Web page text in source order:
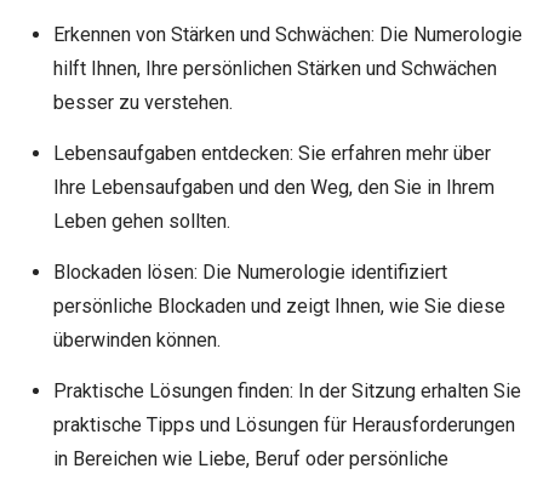
Erkennen von Stärken und Schwächen: Die Numerologie
hilft Ihnen, Ihre persönlichen Stärken und Schwächen
besser zu verstehen.
Lebensaufgaben entdecken: Sie erfahren mehr über
Ihre Lebensaufgaben und den Weg, den Sie in Ihrem
Leben gehen sollten.
Blockaden lösen: Die Numerologie identifiziert
persönliche Blockaden und zeigt Ihnen, wie Sie diese
überwinden können.
Praktische Lösungen finden: In der Sitzung erhalten Sie
praktische Tipps und Lösungen für Herausforderungen
in Bereichen wie Liebe, Beruf oder persönliche